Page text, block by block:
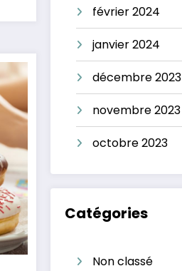
février 2024
janvier 2024
décembre 2023
novembre 2023
octobre 2023
Catégories
Non classé